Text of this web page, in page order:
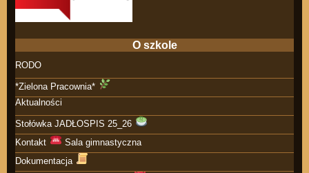
O szkole
RODO
*Zielona Pracownia*
Aktualności
Stołówka JADŁOSPIS 25_26
Kontakt
Sala gimnastyczna
Dokumentacja